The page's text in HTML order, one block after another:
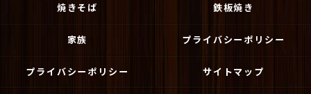
焼きそば 鉄板焼き
家族 プライバシーポリシー
プライバシーポリシー サイトマップ